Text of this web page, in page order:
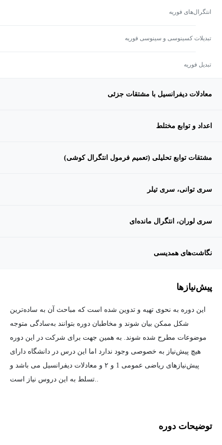
انتگرال‌های فوریه
تبدیلات کسینوسی و سینوسی فوریه
تبدیل فوریه
معادلات دیفرانسیل با مشتقات جزئی
اعداد و توابع مختلط
مشتقات توابع تحلیلی (تعمیم فرمول انتگرال کوشی)
سری توانی، سری تیلر
سری لوران، انتگرال مانده‌ای
نگاشت‌های همدیسی
پیش‌نیاز‌ها
این دوره به نحوی تهیه و تدوین شده است که مباحث آن به ساده‌ترین
شکل ممکن بیان شوند و مخاطبان دوره بتوانند به‌سادگی متوجه
موضوعات مطرح شده شوند. به همین جهت برای شرکت در این دوره
هیچ پیش‌نیاز به خصوصی وجود ندارد اما این درس در دانشگاه دارای
پیش‌نیازهای ریاضی عمومی 1 و ۲ و معادلات دیفرانسیل می باشد و
توضیحات دوره